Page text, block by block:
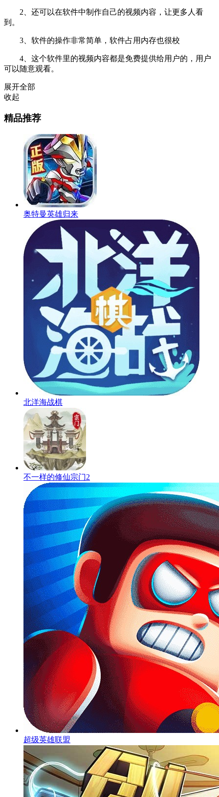
2、还可以在软件中制作自己的视频内容，让更多人看
到。
3、软件的操作非常简单，软件占用内存也很校
4、这个软件里的视频内容都是免费提供给用户的，用户
可以随意观看。
展开全部
收起
精品推荐
奥特曼英雄归来
北洋海战棋
不一样的修仙宗门2
超级英雄联盟